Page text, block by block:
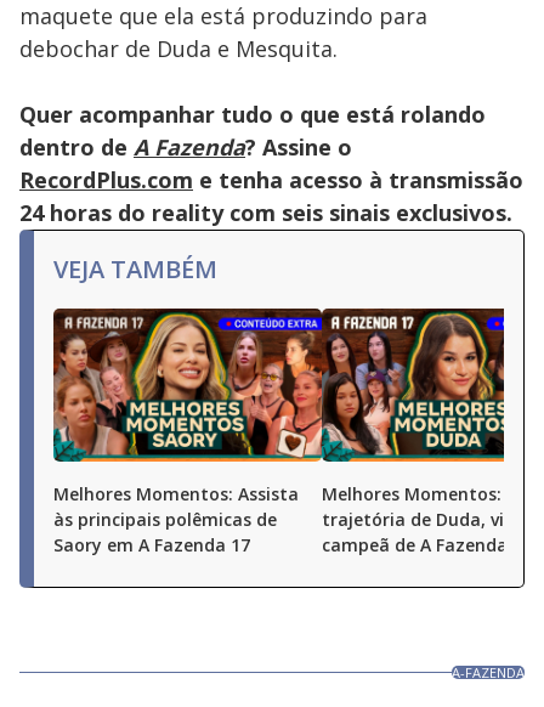
maquete que ela está produzindo para
debochar de Duda e Mesquita.
Quer acompanhar tudo o que está rolando
dentro de A Fazenda? Assine o
RecordPlus.com e tenha acesso à transmissão
24 horas do reality com seis sinais exclusivos.
VEJA TAMBÉM
Melhores Momentos: Assista
às principais polêmicas de
Saory em A Fazenda 17
Melhores Momentos:
trajetória de Duda, vice-
campeã de A Fazenda 17
A-FAZENDA